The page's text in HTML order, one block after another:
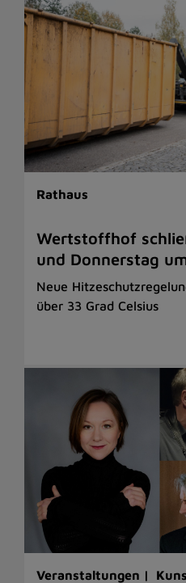
Rathaus
Wertstoffhof
und Donnerstag
Neue
über 33 Grad Celsius
Veranstaltungen |